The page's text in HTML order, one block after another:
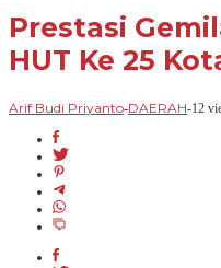
Priyanto
Prestasi
HUT Ke 25
Arif Budi Priyanto-DAERAH-12